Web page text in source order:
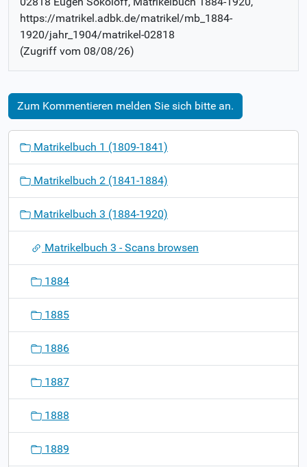
https://matrikel.adbk.de/matrikel/mb_1884-
1920/jahr_1904/matrikel-02818
(Zugriff vom 08/08/26)
Zum Kommentieren melden Sie sich bitte an.
o
Matrikelbuch 1 (1809-1841)
Matrikelbuch 2 (1841-1884)
Matrikelbuch 3 (1884-1920)
Matrikelbuch 3 - Scans browsen
1884
1885
1886
1887
1888
1889